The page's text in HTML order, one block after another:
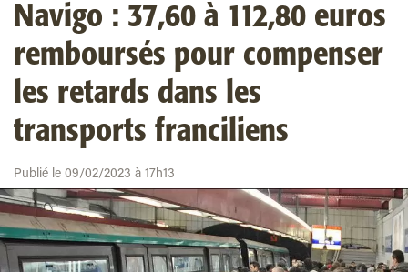
Navigo : 37,60 à 112,80 euros
remboursés pour compenser
les retards dans les
transports franciliens
Publié le 09/02/2023 à 17h13